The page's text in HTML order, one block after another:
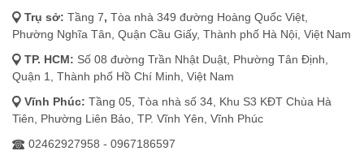
Trụ sở: Tầng 7, Tòa nhà 349 đường Hoàng Quốc Việt,
Phường Nghĩa Tân, Quận Cầu Giấy, Thành phố Hà Nội, Việt Nam
TP. HCM: Số 08 đường Trần Nhật Duật, Phường Tân Định,
Quận 1, Thành phố Hồ Chí Minh, Việt Nam
Vĩnh Phúc: Tầng 05, Tòa nhà số 34, Khu S3 KĐT Chùa Hà
Tiên, Phường Liên Bảo, TP. Vĩnh Yên, Vĩnh Phúc
02462927958 - 0967186597